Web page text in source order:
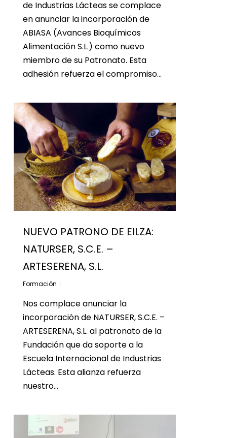
de Industrias Lácteas se complace
en anunciar la incorporación de
ABIASA (Avances Bioquímicos
Alimentación S.L.) como nuevo
miembro de su Patronato. Esta
adhesión refuerza el compromiso…
NUEVO PATRONO DE EILZA:
NATURSER, S.C.E. –
ARTESERENA, S.L.
Formación
Nos complace anunciar la
incorporación de NATURSER, S.C.E. –
ARTESERENA, S.L. al patronato de la
Fundación que da soporte a la
Escuela Internacional de Industrias
Lácteas. Esta alianza refuerza
nuestro…